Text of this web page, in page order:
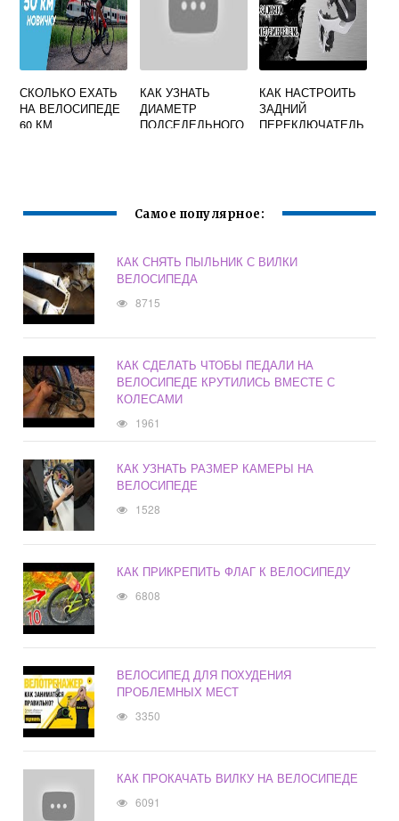
СКОЛЬКО ЕХАТЬ
НА ВЕЛОСИПЕДЕ
60 КМ
КАК УЗНАТЬ
ДИАМЕТР
ПОДСЕДЕЛЬНОГО
КАК НАСТРОИТЬ
ЗАДНИЙ
ПЕРЕКЛЮЧАТЕЛЬ
Самое популярное:
КАК СНЯТЬ ПЫЛЬНИК С ВИЛКИ
ВЕЛОСИПЕДА
8715
КАК СДЕЛАТЬ ЧТОБЫ ПЕДАЛИ НА
ВЕЛОСИПЕДЕ КРУТИЛИСЬ ВМЕСТЕ С
КОЛЕСАМИ
1961
КАК УЗНАТЬ РАЗМЕР КАМЕРЫ НА
ВЕЛОСИПЕДЕ
1528
КАК ПРИКРЕПИТЬ ФЛАГ К ВЕЛОСИПЕДУ
6808
ВЕЛОСИПЕД ДЛЯ ПОХУДЕНИЯ
ПРОБЛЕМНЫХ МЕСТ
3350
КАК ПРОКАЧАТЬ ВИЛКУ НА ВЕЛОСИПЕДЕ
6091